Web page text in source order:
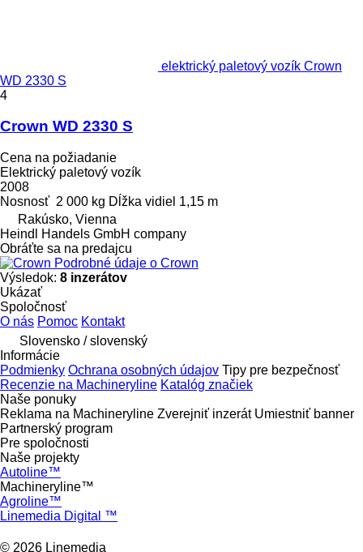
elektrický paletový vozík Crown
WD 2330 S
4
Crown WD 2330 S
Cena na požiadanie
Elektrický paletový vozík
2008
Nosnosť 2 000 kg Dĺžka vidiel 1,15 m
Rakúsko, Vienna
Heindl Handels GmbH company
Obráťte sa na predajcu
Podrobné údaje o Crown
Výsledok: 8 inzerátov
Ukázať
Spoločnosť
O nás Pomoc Kontakt
Slovensko / slovenský
Informácie
Podmienky Ochrana osobných údajov Tipy pre bezpečnosť
Recenzie na Machineryline Katalóg značiek
Naše ponuky
Reklama na Machineryline Zverejniť inzerát Umiestniť banner
Partnerský program
Pre spoločnosti
Naše projekty
Autoline™
Machineryline™
Agroline™
Linemedia Digital ™
© 2026 Linemedia